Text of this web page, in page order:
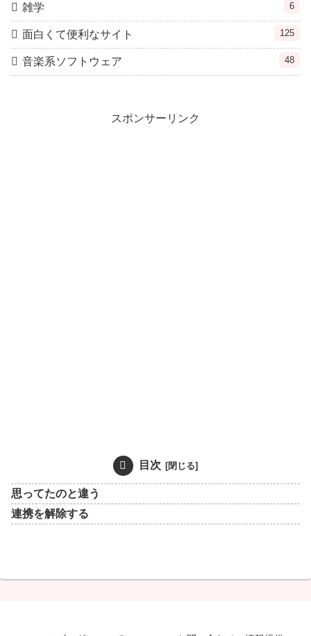
雑学 6
面白くて便利なサイト 125
音楽系ソフトウェア 48
スポンサーリンク
目次
思ってたのと違う
連携を解除する